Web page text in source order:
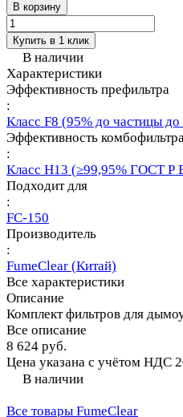
В корзину
Купить в 1 клик
В наличии
Характеристики
Эффективность префильтра
:
Класс F8 (95% до частицы
Эффективность
:
Класс Н13 (≥99,95% ГОСТ Р
Подходит для
:
FC-150
Производитель
:
FumeClear (Китай)
Все характеристики
Описание
Комплект фильтров для
Все описание
8 624 руб.
Цена указана с учётом НДС
В наличии
Все товары FumeClear